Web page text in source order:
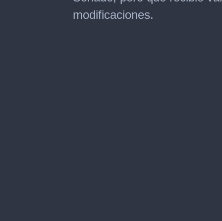
modificaciones.